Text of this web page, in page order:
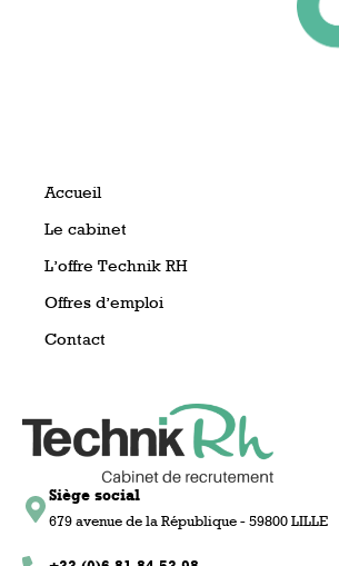
Accueil
Le cabinet
L’offre Technik RH
Offres d’emploi
Contact
Siège social
679 avenue de la République - 59800 LILLE